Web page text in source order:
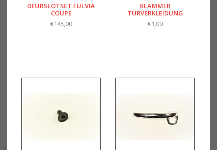
DEURSLOTSET FULVIA
COUPE
€145,00
KLAMMER
TÜRVERKLEIDUNG
€1,00